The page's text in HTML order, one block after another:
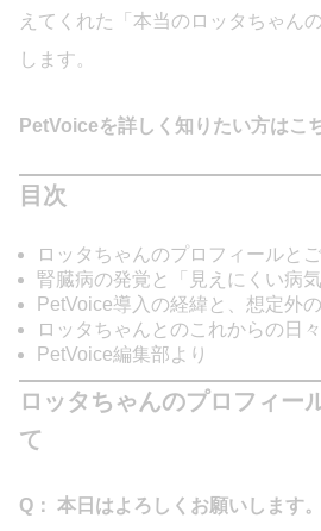
えてくれた「本当のロッタちゃん
します。
PetVoiceを詳しく知りたい方はこ
目次
ロッタちゃんのプロフィールと
腎臓病の発覚と「見えにくい病
PetVoice導入の経緯と、想定外
ロッタちゃんとのこれからの日々
PetVoice編集部より
ロッタちゃんのプロフィー
て
Q： 本日はよろしくお願いします